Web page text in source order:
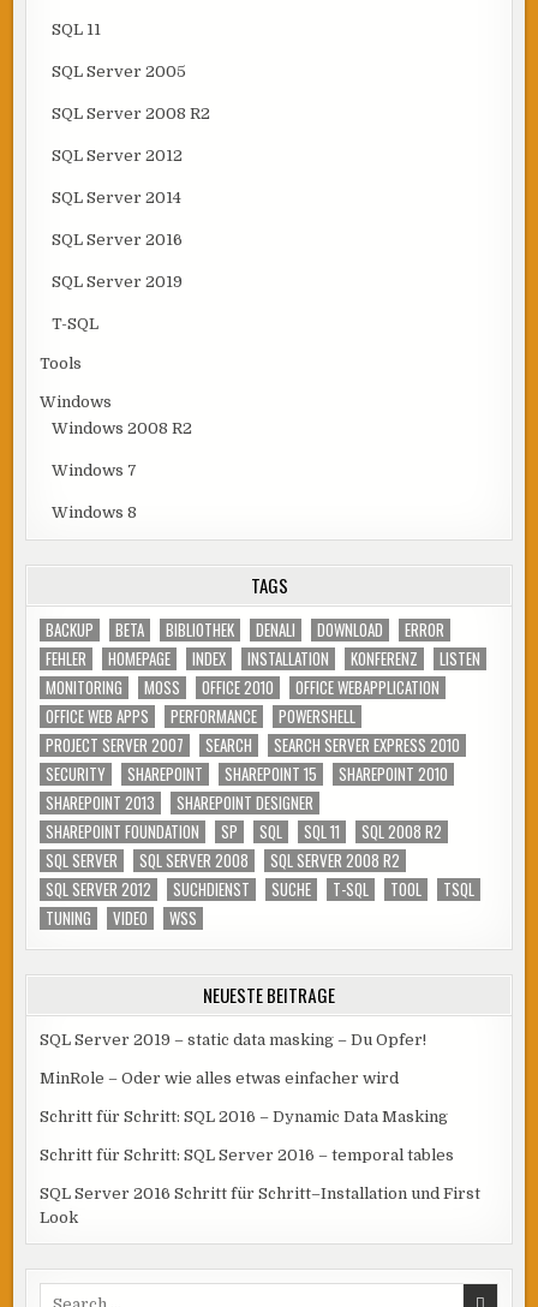
SQL 11
SQL Server 2005
SQL Server 2008 R2
SQL Server 2012
SQL Server 2014
SQL Server 2016
SQL Server 2019
T-SQL
Tools
Windows
Windows 2008 R2
Windows 7
Windows 8
TAGS
BACKUP BETA BIBLIOTHEK DENALI DOWNLOAD
ERROR
FEHLER
HOMEPAGE INDEX INSTALLATION KONFERENZ
LISTEN
MONITORING
MOSS OFFICE 2010
OFFICE WEBAPPLICATION
OFFICE WEB APPS
PERFORMANCE
POWERSHELL
PROJECT SERVER 2007
SEARCH
SEARCH SERVER EXPRESS 2010
SECURITY
SHAREPOINT SHAREPOINT 15
SHAREPOINT 2010
SHAREPOINT 2013
SHAREPOINT DESIGNER
SHAREPOINT FOUNDATION
SP SQL SQL 11
SQL 2008 R2
SQL SERVER
SQL SERVER 2008
SQL SERVER 2008 R2
SQL SERVER 2012
SUCHDIENST SUCHE T-SQL TOOL
TSQL
TUNING
VIDEO WSS
NEUESTE BEITRÄGE
SQL Server 2019 – static data masking – Du Opfer!
MinRole – Oder wie alles etwas einfacher wird
Schritt für Schritt: SQL 2016 – Dynamic Data Masking
Schritt für Schritt: SQL Server 2016 – temporal tables
SQL Server 2016 Schritt für Schritt–Installation und First
Look